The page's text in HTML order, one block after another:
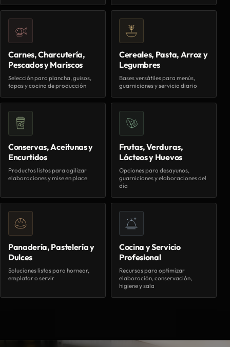
Carnes, Charcutería,
Pescados y Mariscos
Selección para plancha, guisos,
tapas y cocina de producción
Cereales, Pasta, Arroz y
Legumbres
Bases versátiles para menús,
guarniciones y servicio diario
Conservas, Aceitunas y
Encurtidos
Productos listos para agilizar
elaboraciones y mise en place
Frutas, Verduras,
Lácteos y Huevos
Opciones para desayunos,
guarniciones y elaboraciones del
día
Panadería, Pastelería y
Dulces
Soluciones listas para hornear,
emplatar o servir
Cocina y Servicio
Profesional
Recursos para optimizar
elaboración, conservación,
higiene y sala